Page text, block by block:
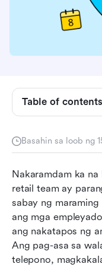
Basahin sa loob ng
Nakaramdam ka na
retail team ay
sabay ng
ang mga
ang nakatapos ng
Ang pag-asa sa
telepono,
Table of contents
Ano ang
Sino ang
Pinakamahusay
ang Depoint
Depoint
Subukan ang
Depoint—Lark
Mga Madalas
Konklusyon